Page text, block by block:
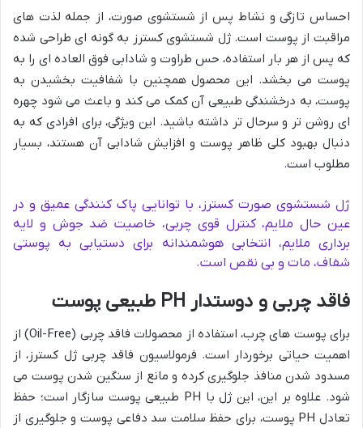
احساس تازگی و نشاط پس از شستشوی صورت، از جمله لذت های
مراقبت از پوست است. ژل شستشوی کسترز به گونه ای طراحی شده
که پس از هر بار استفاده، حس طراوت و شادابی فوق العاده ای را به
پوست می بخشد. این محصول همچنین با شفافیت بخشیدن به
پوست، به درخشندگی طبیعی آن کمک می کند و باعث می شود چهره
ای روشن تر و سرحال تر داشته باشید. این ویژگی، برای افرادی که به
دنبال بهبود کلی ظاهر پوست و افزایش شادابی آن هستند، بسیار
مطلوب است.
ژل شستشوی صورت کسترز، با توانایی پاک کنندگی عمیق و در
عین حال ملایم، کنترل قوی چربی، خاصیت ضد جوش و لایه
برداری ملایم، انتخابی هوشمندانه برای دستیابی به پوستی
شفاف، مات و بی نقص است.
فاقد چربی و دوستدار PH طبیعی پوست
برای پوست های چرب، استفاده از محصولات فاقد چربی (Oil-Free) از
اهمیت حیاتی برخوردار است. فرمولاسیون فاقد چربی ژل کسترز، از
مسدود شدن منافذ جلوگیری کرده و مانع از سنگین شدن پوست می
شود. علاوه بر این، این ژل با PH طبیعی پوست سازگار است؛ حفظ
تعادل PH پوست، برای حفظ سلامت سد دفاعی پوست و جلوگیری از